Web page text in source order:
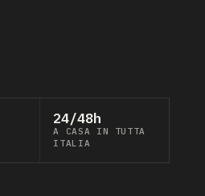
24/48h
A CASA IN TUTTA
ITALIA